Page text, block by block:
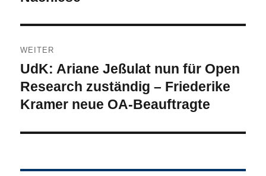
WEITER
Nächster
Beitrag:
UdK: Ariane Jeßulat nun für Open
Research zuständig – Friederike
Kramer neue OA-Beauftragte